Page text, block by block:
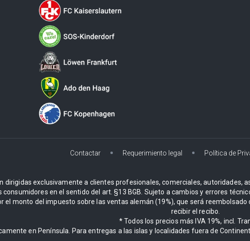
Contactar Requerimiento legal Política de
dirigidas exclusivamente a clientes profesionales, comerciales, autoridades,
en el sentido del art. §13 BGB. Sujeto a cambios y errores
el monto del impuesto sobre las ventas alemán (19%), que será
recibir el recibo.
* Todos los precios más IVA 19%, incl.
en Península. Para entregas a las islas y localidades fuera de